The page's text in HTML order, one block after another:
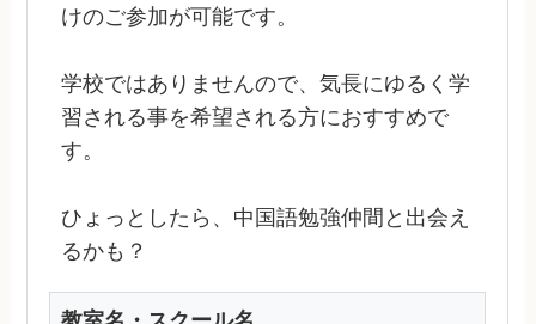
けのご参加が可能です。
学校ではありませんので、気長にゆるく学
習される事を希望される方におすすめで
す。
ひょっとしたら、中国語勉強仲間と出会え
るかも？